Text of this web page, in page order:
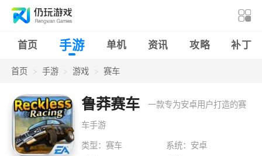
首页 手游 单机 资讯 攻略 补丁
首页 手游 游戏 赛车
鲁莽赛车 一款专为安卓用户打造的赛
车手游
类型：赛车
系统：安卓